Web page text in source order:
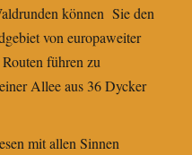
können Sie den
von europaweiter
führen zu
Allee aus 36 Dycker
mit allen Sinnen